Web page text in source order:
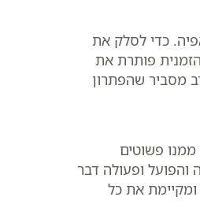
כדי לסלק את
פותרת את
מסביר שהפתרון
פשוטים
והפועל ופעולה דבר
את כל